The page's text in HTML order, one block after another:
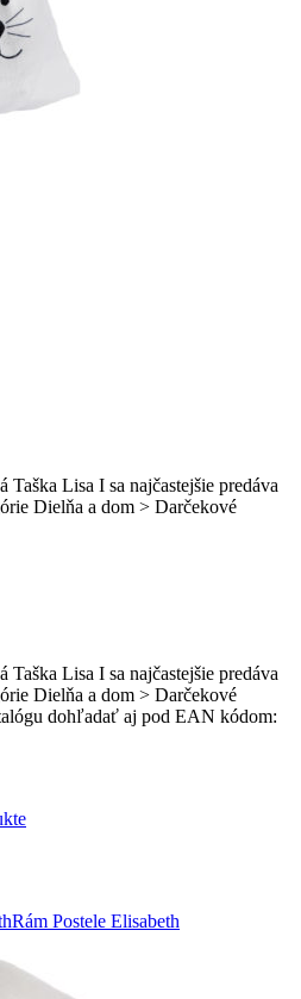
Lisa I sa najčastejšie predáva
Dielňa a dom > Darčekové
Lisa I sa najčastejšie predáva
Dielňa a dom > Darčekové
dohľadať aj pod EAN kódom:
Rám Postele Elisabeth